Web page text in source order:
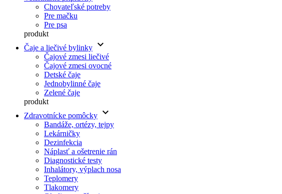
Chovateľské potreby
Pre mačku
Pre psa
produkt
Čaje a liečivé bylinky keyboard_arrow_down
Čajové zmesi liečivé
Čajové zmesi ovocné
Detské čaje
Jednobylinné čaje
Zelené čaje
produkt
Zdravotnícke pomôcky keyboard_arrow_down
Bandáže, ortézy, tejpy
Lekárničky
Dezinfekcia
Náplasť a ošetrenie rán
Diagnostické testy
Inhalátory, výplach nosa
Teplomery
Tlakomery